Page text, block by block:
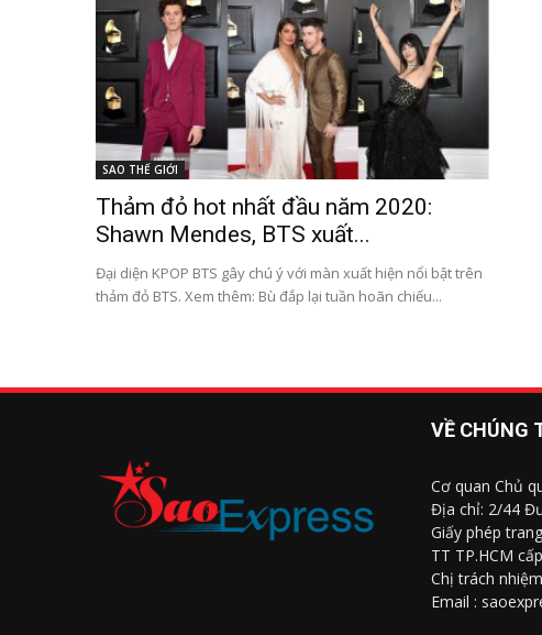
SAO THẾ GIỚI
Thảm đỏ hot nhất đầu năm 2020:
Shawn Mendes, BTS xuất...
Đại diện KPOP BTS gây chú ý với màn xuất hiện nổi bật trên
thảm đỏ BTS. Xem thêm: Bù đắp lại tuần hoãn chiếu...
VỀ CHÚNG
Cơ quan Chủ
Địa chỉ: 2/44
Giấy phép
TT TP.HCM cấp
Chị trách
Email :